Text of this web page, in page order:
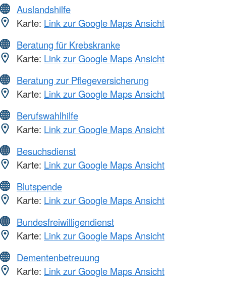
Auslandshilfe
Karte: Link zur Google Maps Ansicht
Beratung für Krebskranke
Karte: Link zur Google Maps Ansicht
Beratung zur Pflegeversicherung
Karte: Link zur Google Maps Ansicht
Berufswahlhilfe
Karte: Link zur Google Maps Ansicht
Besuchsdienst
Karte: Link zur Google Maps Ansicht
Blutspende
Karte: Link zur Google Maps Ansicht
Bundesfreiwilligendienst
Karte: Link zur Google Maps Ansicht
Dementenbetreuung
Karte: Link zur Google Maps Ansicht